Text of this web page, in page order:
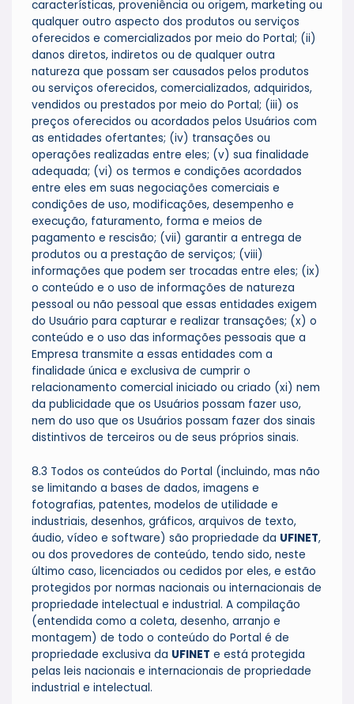
características, proveniência ou origem, marketing ou
qualquer outro aspecto dos produtos ou serviços
oferecidos e comercializados por meio do Portal; (ii)
danos diretos, indiretos ou de qualquer outra
natureza que possam ser causados pelos produtos
ou serviços oferecidos, comercializados, adquiridos,
vendidos ou prestados por meio do Portal; (iii) os
preços oferecidos ou acordados pelos Usuários com
as entidades ofertantes; (iv) transações ou
operações realizadas entre eles; (v) sua finalidade
adequada; (vi) os termos e condições acordados
entre eles em suas negociações comerciais e
condições de uso, modificações, desempenho e
execução, faturamento, forma e meios de
pagamento e rescisão; (vii) garantir a entrega de
produtos ou a prestação de serviços; (viii)
informações que podem ser trocadas entre eles; (ix)
o conteúdo e o uso de informações de natureza
pessoal ou não pessoal que essas entidades exigem
do Usuário para capturar e realizar transações; (x) o
conteúdo e o uso das informações pessoais que a
Empresa transmite a essas entidades com a
finalidade única e exclusiva de cumprir o
relacionamento comercial iniciado ou criado (xi) nem
da publicidade que os Usuários possam fazer uso,
nem do uso que os Usuários possam fazer dos sinais
distintivos de terceiros ou de seus próprios sinais.
8.3 Todos os conteúdos do Portal (incluindo, mas não
se limitando a bases de dados, imagens e
fotografias, patentes, modelos de utilidade e
industriais, desenhos, gráficos, arquivos de texto,
áudio, vídeo e software) são propriedade da UFINET,
ou dos provedores de conteúdo, tendo sido, neste
último caso, licenciados ou cedidos por eles, e estão
protegidos por normas nacionais ou internacionais de
propriedade intelectual e industrial. A compilação
(entendida como a coleta, desenho, arranjo e
montagem) de todo o conteúdo do Portal é de
propriedade exclusiva da UFINET e está protegida
pelas leis nacionais e internacionais de propriedade
industrial e intelectual.